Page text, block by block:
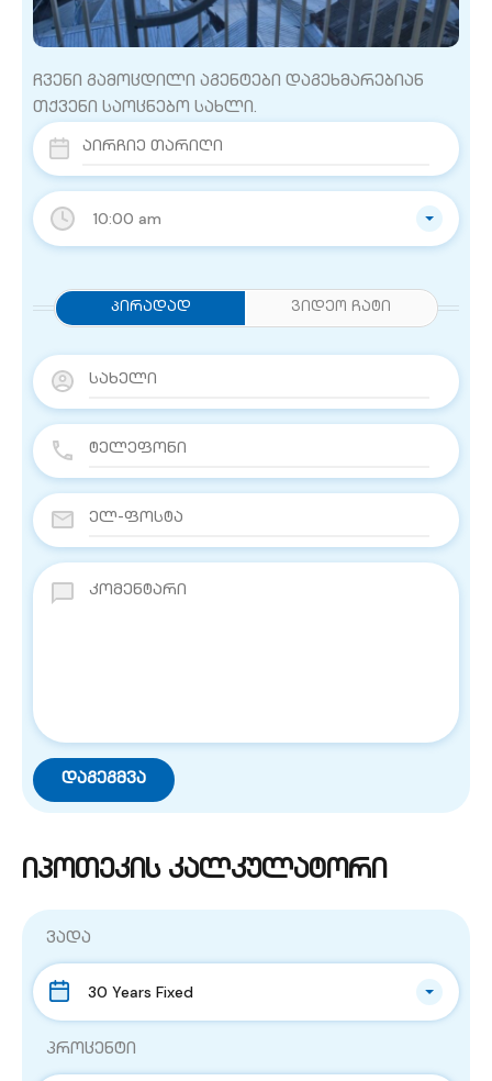
10:00 am
Პირადად ვიდეო ჩატი
ჩვენი გამოცდილი აგენტები დაგეხმარებიან
თქვენი საოცნებო სახლი.
იპოთეკის კალკულატორი
ვადა
30 Years Fixed
პროცენტი